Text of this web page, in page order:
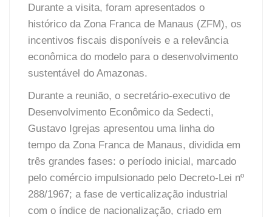
Durante a visita, foram apresentados o
histórico da Zona Franca de Manaus (ZFM), os
incentivos fiscais disponíveis e a relevância
econômica do modelo para o desenvolvimento
sustentável do Amazonas.
Durante a reunião, o secretário-executivo de
Desenvolvimento Econômico da Sedecti,
Gustavo Igrejas apresentou uma linha do
tempo da Zona Franca de Manaus, dividida em
três grandes fases: o período inicial, marcado
pelo comércio impulsionado pelo Decreto-Lei nº
288/1967; a fase de verticalização industrial
com o índice de nacionalização, criado em